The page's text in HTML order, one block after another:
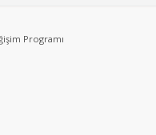
Programı